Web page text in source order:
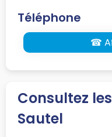
Téléphone
☎
Consultez
Sautel